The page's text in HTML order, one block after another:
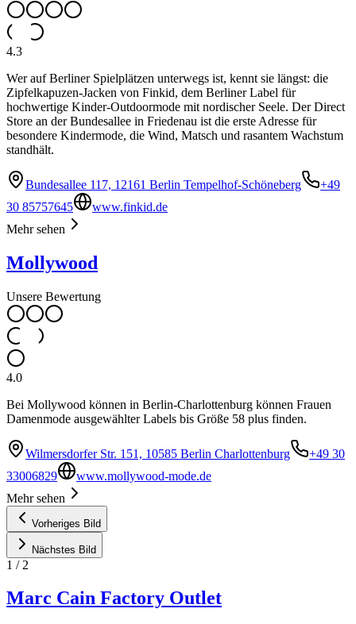
4.3
Wer auf Berliner Spielplätzen unterwegs ist, kennt sie längst: die
Zipfelkapuzen-Jacken von Finkid, dem Berliner Label für
hochwertige Kinder-Outdoormode mit nordischer Seele. Der Direct
Store an der Bundesallee in Friedenau ist die erste Adresse für
besondere Kindermode, die Wind, Matsch und rasantem Wachstum
standhält.
Bundesallee 117, 12161 Berlin Tempelhof-Schöneberg
+49
30 85757645
www.finkid.de
Mehr sehen
Mollywood
Unsere Bewertung
4.0
Bei Mollywood können in Berlin-Charlottenburg können Frauen
Damenmode ausgewählter Labels bis Größe 58 plus finden.
Wilmersdorfer Str. 151, 10585 Berlin Charlottenburg
+49 30
33006829
www.mollywood-mode.de
Mehr sehen
Vorheriges Bild
Nächstes Bild
1 / 2
Marc Cain Factory Outlet